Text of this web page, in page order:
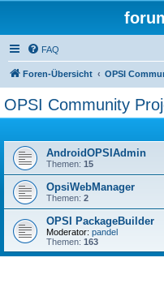
FAQ
Foren-Übersicht OPSI
OPSI Community
AndroidOPSIAdmin
Themen: 15
OpsiWebManager
Themen: 2
OPSI PackageBuilder
Moderator: pandel
Themen: 163